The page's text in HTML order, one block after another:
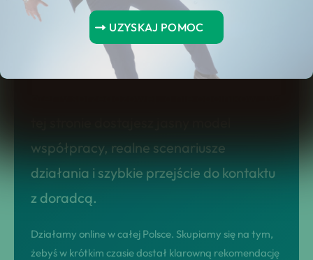
UZYSKAJ POMOC
Jeśli rozważasz osiągnij wymarzoną
nieruchomość z kredytem hipotecznym
od 500 zł, potrzebujesz konkretnej
współpracy, realne scenariusze
działania i szybkie przejście do kontaktu
z doradcą.
Działamy online w całej Polsce. Skupiamy się na tym,
żebyś w krótkim czasie dostał klarowną rekomendację